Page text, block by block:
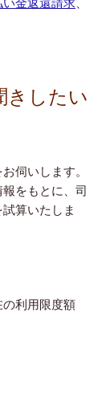
きしたい
伺いします。
をもとに、司
算いたしま
利用限度額